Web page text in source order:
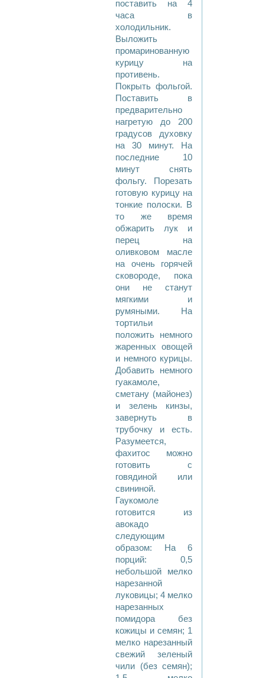
поставить на 4
часа в
холодильник.
Выложить
промаринованную
курицу на
противень.
Покрыть фольгой.
Поставить в
предварительно
нагретую до 200
градусов духовку
на 30 минут. На
последние 10
минут снять
фольгу. Порезать
готовую курицу на
тонкие полоски. В
то же время
обжарить лук и
перец на
оливковом масле
на очень горячей
сковороде, пока
они не станут
мягкими и
румяными. На
тортильи
положить немного
жаренных овощей
и немного курицы.
Добавить немного
гуакамоле,
сметану (майонез)
и зелень кинзы,
завернуть в
трубочку и есть.
Разумеется,
фахитос можно
готовить с
говядиной или
свининой.
Гаукомоле
готовится из
авокадо
следующим
образом: На 6
порций: 0,5
небольшой мелко
нарезанной
луковицы; 4 мелко
нарезанных
помидора без
кожицы и семян; 1
мелко нарезанный
свежий зеленый
чили (без семян);